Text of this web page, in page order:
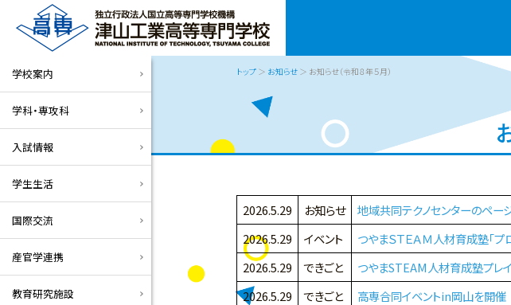
学校案内
学科・専攻科
入試情報
学生生活
国際交流
産官学連携
教育研究施設
トップ ＞ お知らせ ＞ お知らせ（令和８年５月）
2026.5.29 お知らせ 地域共同テクノセンターのペー
2026.5.29
イベント
つやまＳＴＥＡＭ人材育成塾「
2026.5.29
できごと
つやまSTEAM人材育成塾プレ
2026.5.29
できごと
高専合同イベントin岡山を開催